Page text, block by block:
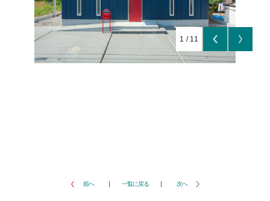
1 / 11
前へ 一覧に戻る 次へ